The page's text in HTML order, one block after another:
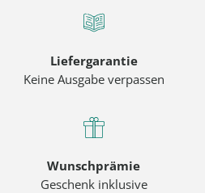
Liefergarantie
Keine Ausgabe verpassen
Wunschprämie
Geschenk inklusive